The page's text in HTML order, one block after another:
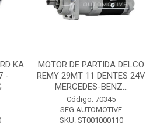
KA
-
MOTOR DE PARTIDA DELCO
REMY 29MT 11 DENTES 24V
MERCEDES-BENZ...
Código: 70345
SEG AUTOMOTIVE
SKU: ST001000110